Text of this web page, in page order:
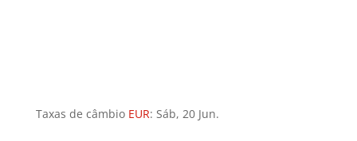
Taxas de câmbio EUR: Sáb, 20 Jun.